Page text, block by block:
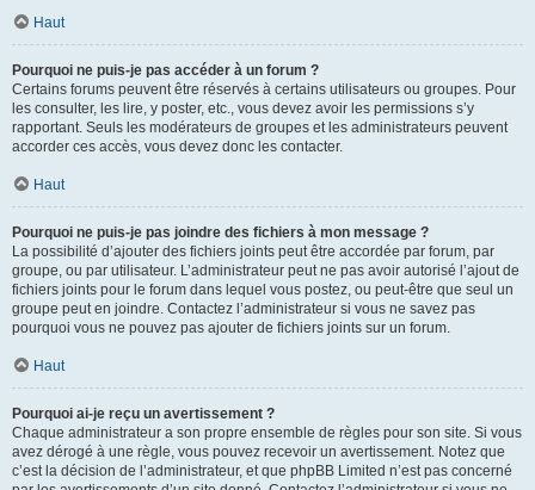
Haut
Pourquoi ne puis-je pas accéder à un forum ?
Certains forums peuvent être réservés à certains utilisateurs ou groupes. Pour
les consulter, les lire, y poster, etc., vous devez avoir les permissions s’y
rapportant. Seuls les modérateurs de groupes et les administrateurs peuvent
accorder ces accès, vous devez donc les contacter.
Haut
Pourquoi ne puis-je pas joindre des fichiers à mon message ?
La possibilité d’ajouter des fichiers joints peut être accordée par forum, par
groupe, ou par utilisateur. L’administrateur peut ne pas avoir autorisé l’ajout de
fichiers joints pour le forum dans lequel vous postez, ou peut-être que seul un
groupe peut en joindre. Contactez l’administrateur si vous ne savez pas
pourquoi vous ne pouvez pas ajouter de fichiers joints sur un forum.
Haut
Pourquoi ai-je reçu un avertissement ?
Chaque administrateur a son propre ensemble de règles pour son site. Si vous
avez dérogé à une règle, vous pouvez recevoir un avertissement. Notez que
c’est la décision de l’administrateur, et que phpBB Limited n’est pas concerné